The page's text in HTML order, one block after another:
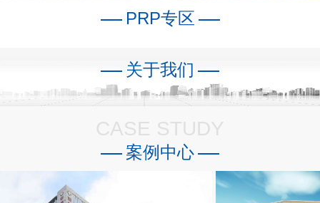
PRP专区
关于我们
CASE STUDY
案例中心